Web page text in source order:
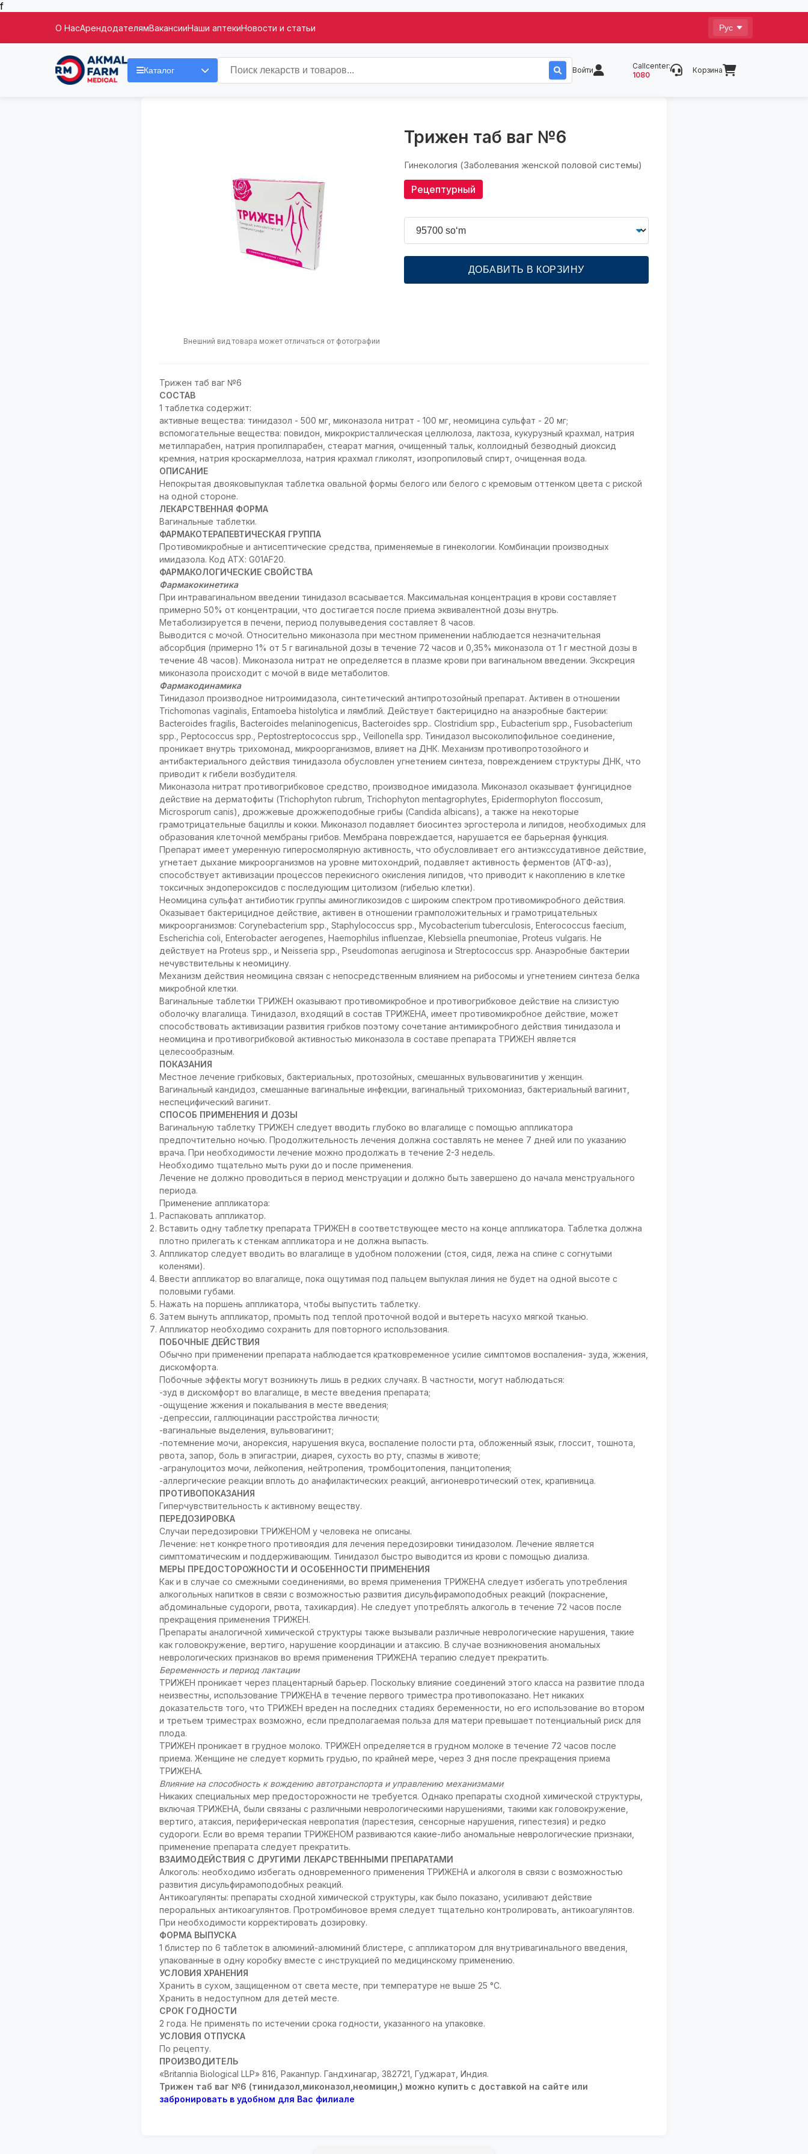
f
О НасАрендодателямВакансииНаши аптекиНовости и статьи
Каталог Войти
Callcenter:
1080
Корзина
Внешний вид товара может отличаться от фотографии
Трижен таб ваг №6
Гинекология (Заболевания женской половой системы)
Рецептурный
ДОБАВИТЬ В КОРЗИНУ
Трижен таб ваг №6
СОСТАВ
1 таблетка содержит:
активные вещества: тинидазол - 500 мг, миконазола нитрат - 100 мг, неомицина сульфат - 20 мг;
вспомогательные вещества: повидон, микрокристаллическая целлюлоза, лактоза, кукурузный крахмал, натрия
метилпарабен, натрия пропилпарабен, стеарат магния, очищенный тальк, коллоидный безводный диоксид
кремния, натрия кроскармеллоза, натрия крахмал гликолят, изопропиловый спирт, очищенная вода.
ОПИСАНИЕ
Непокрытая двояковыпуклая таблетка овальной формы белого или белого с кремовым оттенком цвета с риской
на одной стороне.
ЛЕКАРСТВЕННАЯ ФОРМА
Вагинальные таблетки.
ФАРМАКОТЕРАПЕВТИЧЕСКАЯ ГРУППА
Противомикробные и антисептические средства, применяемые в гинекологии. Комбинации производных
имидазола. Код АТХ: G01AF20.
ФАРМАКОЛОГИЧЕСКИЕ СВОЙСТВА
Фармакокинетика
При интравагинальном введении тинидазол всасывается. Максимальная концентрация в крови составляет
примерно 50% от концентрации, что достигается после приема эквивалентной дозы внутрь.
Метаболизируется в печени, период полувыведения составляет 8 часов.
Выводится с мочой. Относительно миконазола при местном применении наблюдается незначительная
абсорбция (примерно 1% от 5 г вагинальной дозы в течение 72 часов и 0,35% миконазола от 1 г местной дозы в
течение 48 часов). Миконазола нитрат не определяется в плазме крови при вагинальном введении. Экскреция
миконазола происходит с мочой в виде метаболитов.
Фармакодинамика
Тинидазол производное нитроимидазола, синтетический антипротозойный препарат. Активен в отношении
Trichomonas vaginalis, Entamoeba histolytica и лямблий. Действует бактерицидно на анаэробные бактерии:
Bacteroides fragilis, Bacteroides melaninogenicus, Bacteroides spp.. Clostridium spp., Eubacterium spp., Fusobacterium
spp., Peptococcus spp., Peptostreptococcus spp., Veillonella spp. Тинидазол высоколипофильное соединение,
проникает внутрь трихомонад, микроорганизмов, влияет на ДНК. Механизм противопротозойного и
антибактериального действия тинидазола обусловлен угнетением синтеза, повреждением структуры ДНК, что
приводит к гибели возбудителя.
Миконазола нитрат противогрибковое средство, производное имидазола. Миконазол оказывает фунгицидное
действие на дерматофиты (Trichophyton rubrum, Trichophyton mentagrophytes, Epidermophyton floccosum,
Microsporum canis), дрожжевые дрожжеподобные грибы (Candida albicans), а также на некоторые
грамотрицательные бациллы и кокки. Миконазол подавляет биосинтез эргостерола и липидов, необходимых для
образования клеточной мембраны грибов. Мембрана повреждается, нарушается ее барьерная функция.
Препарат имеет умеренную гиперосмолярную активность, что обусловливает его антиэкссудативное действие,
угнетает дыхание микроорганизмов на уровне митохондрий, подавляет активность ферментов (АТФ-аз),
способствует активизации процессов перекисного окисления липидов, что приводит к накоплению в клетке
токсичных эндопероксидов с последующим цитолизом (гибелью клетки).
Неомицина сульфат антибиотик группы аминогликозидов с широким спектром противомикробного действия.
Оказывает бактерицидное действие, активен в отношении грамположительных и грамотрицательных
микроорганизмов: Corynebacterium spp., Staphylococcus spp., Mycobacterium tuberculosis, Enterococcus faecium,
Escherichia coli, Enterobacter aerogenes, Haemophilus influenzae, Klebsiella pneumoniae, Proteus vulgaris. He
действует на Proteus spp., и Neisseria spp., Pseudomonas aeruginosa и Streptococcus spp. Анаэробные бактерии
нечувствительны к неомицину.
Механизм действия неомицина связан с непосредственным влиянием на рибосомы и угнетением синтеза белка
микробной клетки.
Вагинальные таблетки ТРИЖЕН оказывают противомикробное и противогрибковое действие на слизистую
оболочку влагалища. Тинидазол, входящий в состав ТРИЖЕНА, имеет противомикробное действие, может
способствовать активизации развития грибков поэтому сочетание антимикробного действия тинидазола и
неомицина и противогрибковой активностью миконазола в составе препарата ТРИЖЕН является
целесообразным.
ПОКАЗАНИЯ
Местное лечение грибковых, бактериальных, протозойных, смешанных вульвовагинитив у женщин.
Вагинальный кандидоз, смешанные вагинальные инфекции, вагинальный трихомониаз, бактериальный вагинит,
неспецифический вагинит.
СПОСОБ ПРИМЕНЕНИЯ И ДОЗЫ
Вагинальную таблетку ТРИЖЕН следует вводить глубоко во влагалище с помощью аппликатора
предпочтительно ночью. Продолжительность лечения должна составлять не менее 7 дней или по указанию
врача. При необходимости лечение можно продолжать в течение 2-3 недель.
Необходимо тщательно мыть руки до и после применения.
Лечение не должно проводиться в период менструации и должно быть завершено до начала менструального
периода.
Применение аппликатора:
Распаковать аппликатор.
Вставить одну таблетку препарата ТРИЖЕН в соответствующее место на конце аппликатора. Таблетка должна
плотно прилегать к стенкам аппликатора и не должна выпасть.
Аппликатор следует вводить во влагалище в удобном положении (стоя, сидя, лежа на спине с согнутыми
коленями).
Ввести аппликатор во влагалище, пока ощутимая под пальцем выпуклая линия не будет на одной высоте с
половыми губами.
Нажать на поршень аппликатора, чтобы выпустить таблетку.
Затем вынуть аппликатор, промыть под теплой проточной водой и вытереть насухо мягкой тканью.
Аппликатор необходимо сохранить для повторного использования.
ПОБОЧНЫЕ ДЕЙСТВИЯ
Обычно при применении препарата наблюдается кратковременное усилие симптомов воспаления- зуда, жжения,
дискомфорта.
Побочные эффекты могут возникнуть лишь в редких случаях. В частности, могут наблюдаться:
-зуд в дискомфорт во влагалище, в месте введения препарата;
-ощущение жжения и покалывания в месте введения;
-депрессии, галлюцинации расстройства личности;
-вагинальные выделения, вульвовагинит;
-потемнение мочи, анорексия, нарушения вкуса, воспаление полости рта, обложенный язык, глоссит, тошнота,
рвота, запор, боль в эпигастрии, диарея, сухость во рту, спазмы в животе;
-агранулоцитоз мочи, лейкопения, нейтропения, тромбоцитопения, панцитопения;
-аллергические реакции вплоть до анафилактических реакций, ангионевротический отек, крапивница.
ПРОТИВОПОКАЗАНИЯ
Гиперчувствительность к активному веществу.
ПЕРЕДОЗИРОВКА
Случаи передозировки ТРИЖЕНОМ у человека не описаны.
Лечение: нет конкретного противоядия для лечения передозировки тинидазолом. Лечение является
симптоматическим и поддерживающим. Тинидазол быстро выводится из крови с помощью диализа.
МЕРЫ ПРЕДОСТОРОЖНОСТИ И ОСОБЕННОСТИ ПРИМЕНЕНИЯ
Как и в случае со смежными соединениями, во время применения ТРИЖЕНА следует избегать употребления
алкогольных напитков в связи с возможностью развития дисульфирамоподобных реакций (покраснение,
абдоминальные судороги, рвота, тахикардия). Не следует употреблять алкоголь в течение 72 часов после
прекращения применения ТРИЖЕН.
Препараты аналогичной химической структуры также вызывали различные неврологические нарушения, такие
как головокружение, вертиго, нарушение координации и атаксию. В случае возникновения аномальных
неврологических признаков во время применения ТРИЖЕНА терапию следует прекратить.
Беременность и период лактации
ТРИЖЕН проникает через плацентарный барьер. Поскольку влияние соединений этого класса на развитие плода
неизвестны, использование ТРИЖЕНА в течение первого триместра противопоказано. Нет никаких
доказательств того, что ТРИЖЕН вреден на последних стадиях беременности, но его использование во втором
и третьем триместрах возможно, если предполагаемая польза для матери превышает потенциальный риск для
плода.
ТРИЖЕН проникает в грудное молоко. ТРИЖЕН определяется в грудном молоке в течение 72 часов после
приема. Женщине не следует кормить грудью, по крайней мере, через 3 дня после прекращения приема
ТРИЖЕНА.
Влияние на способность к вождению автотранспорта и управлению механизмами
Никаких специальных мер предосторожности не требуется. Однако препараты сходной химической структуры,
включая ТРИЖЕНА, были связаны с различными неврологическими нарушениями, такими как головокружение,
вертиго, атаксия, периферическая невропатия (парестезия, сенсорные нарушения, гипестезия) и редко
судороги. Если во время терапии ТРИЖЕНОМ развиваются какие-либо аномальные неврологические признаки,
применение препарата следует прекратить.
ВЗАИМОДЕЙСТВИЯ С ДРУГИМИ ЛЕКАРСТВЕННЫМИ ПРЕПАРАТАМИ
Алкоголь: необходимо избегать одновременного применения ТРИЖЕНА и алкоголя в связи с возможностью
развития дисульфирамоподобных реакций.
Антикоагулянты: препараты сходной химической структуры, как было показано, усиливают действие
пероральных антикоагулянтов. Протромбиновое время следует тщательно контролировать, антикоагулянтов.
При необходимости корректировать дозировку.
ФОРМА ВЫПУСКА
1 блистер по 6 таблеток в алюминий-алюминий блистере, с аппликатором для внутривагинального введения,
упакованные в одну коробку вместе с инструкцией по медицинскому применению.
УСЛОВИЯ ХРАНЕНИЯ
Хранить в сухом, защищенном от света месте, при температуре не выше 25 °С.
Хранить в недоступном для детей месте.
СРОК ГОДНОСТИ
2 года. Не применять по истечении срока годности, указанного на упаковке.
УСЛОВИЯ ОТПУСКА
По рецепту.
ПРОИЗВОДИТЕЛЬ
«Britannia Biological LLP» 816, Раканпур. Гандхинагар, 382721, Гуджарат, Индия.
Трижен таб ваг №6 (тинидазол,миконазол,неомицин,) можно купить с доставкой на сайте или
забронировать в удобном для Вас филиале